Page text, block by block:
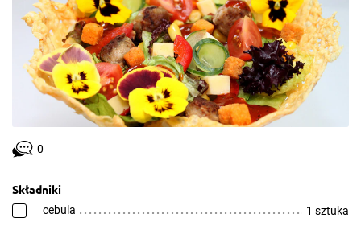
0
Składniki
cebula 1 sztuka